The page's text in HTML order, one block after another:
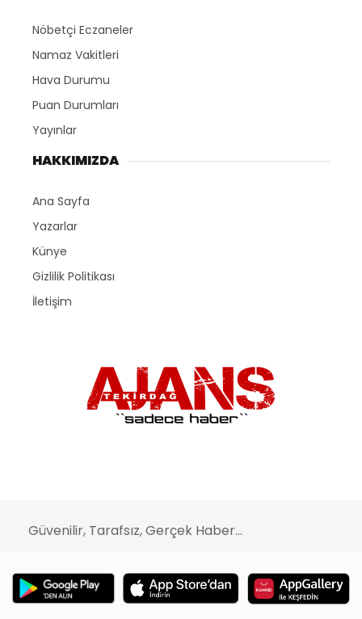
Nöbetçi Eczaneler
Namaz Vakitleri
Hava Durumu
Puan Durumları
Yayınlar
HAKKIMIZDA
Ana Sayfa
Yazarlar
Künye
Gizlilik Politikası
İletişim
Güvenilir, Tarafsız, Gerçek Haber...